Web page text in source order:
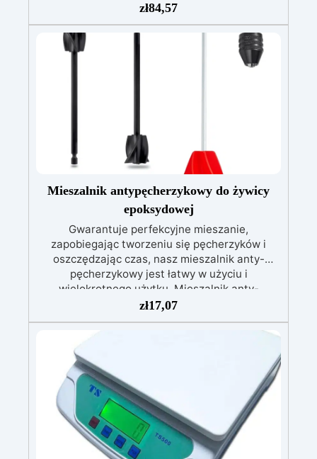
Nr 2. Zestaw startowy z żywicy epoksydowej
+ 100 akcesoriów:500 g przezroczystej żywicy
epoksydowej One to One + 100 przydatnych
akcesoriów do tworzenia biżuterii. Zawiera: 500
zł84,57
Mieszalnik antypęcherzykowy do żywicy
epoksydowej
Gwarantuje perfekcyjne mieszanie,
zapobiegając tworzeniu się pęcherzyków i
oszczędzając czas, nasz mieszalnik anty-
pęcherzykowy jest łatwy w użyciu i
wielokrotnego użytku. Mieszalnik anty-
pęcherzykowy do mieszania żywicy
epoksydowej to wysokiej jakości narzędzie,
które pozwala na uzyskanie perfekcyjnego i
jednolitego mieszania żywic epoksydowych bez
tworzenia się pęcherzyków. Dzięki swojej
innowacyjnej technologii, ten mieszalnik
gwarantuje profesjonalne rezultaty, redukując
czas i wysiłek potrzebny do mieszania. Ponadto
mieszalnik z mieszaniem jest łatwy w użyciu,
czyszczeniu i wielokrotnego użytku, co czyni go
ekologicznym i ekonomicznym wyborem dla
zł17,07